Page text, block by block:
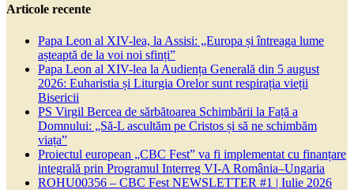
Articole recente
Papa Leon al XIV-lea, la Assisi: „Europa și întreaga lume
așteaptă de la voi noi sfinți”
Papa Leon al XIV-lea la Audiența Generală din 5 august
2026: Euharistia și Liturgia Orelor sunt respirația vieții
Bisericii
PS Virgil Bercea de sărbătoarea Schimbării la Față a
Domnului: „Să-L ascultăm pe Cristos și să ne schimbăm
viața”
Proiectul european „CBC Fest” va fi implementat cu finanțare
integrală prin Programul Interreg VI-A România–Ungaria
ROHU00356 – CBC Fest NEWSLETTER #1 | Iulie 2026